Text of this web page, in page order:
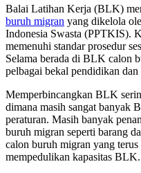
Balai Latihan Kerja (BLK)
buruh migran yang dikelola
Indonesia Swasta (PPTKIS).
memenuhi standar prosedur
Selama berada di BLK calon
pelbagai bekal pendidikan dan
Memperbincangkan BLK
dimana masih sangat banyak
peraturan. Masih banyak
buruh migran seperti barang
calon buruh migran yang terus
mempedulikan kapasitas BLK.